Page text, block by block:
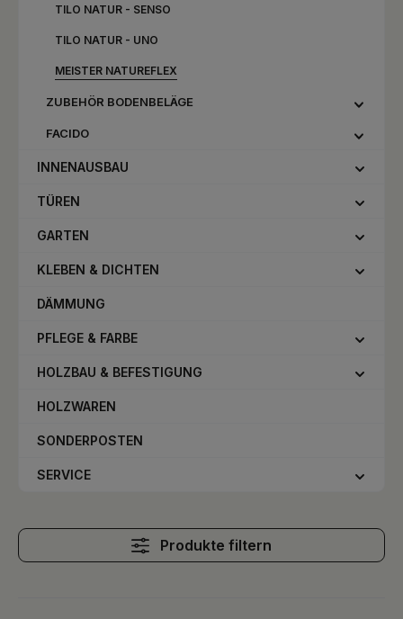
TILO NATUR - SENSO
TILO NATUR - UNO
MEISTER NATUREFLEX
ZUBEHÖR BODENBELÄGE
FACIDO
INNENAUSBAU
TÜREN
GARTEN
KLEBEN & DICHTEN
DÄMMUNG
PFLEGE & FARBE
HOLZBAU & BEFESTIGUNG
HOLZWAREN
SONDERPOSTEN
SERVICE
Produkte filtern